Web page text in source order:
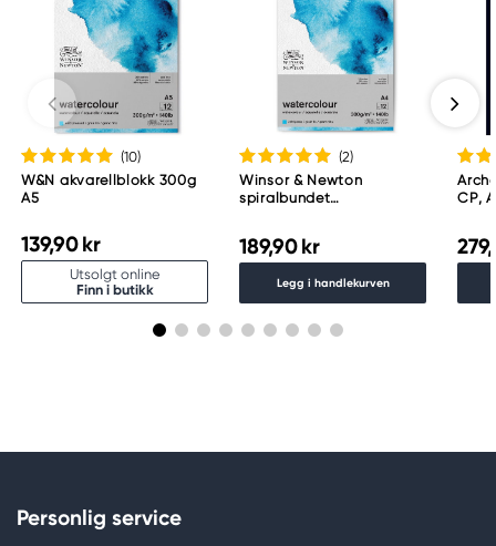
(10)
W&N akvarellblokk 300g
A5
139,90 kr
Utsolgt online
Finn i butikk
(2)
Winsor & Newton
spiralbundet
g/m²
189,90 kr
Legg i handlekurven
CP,
Personlig service